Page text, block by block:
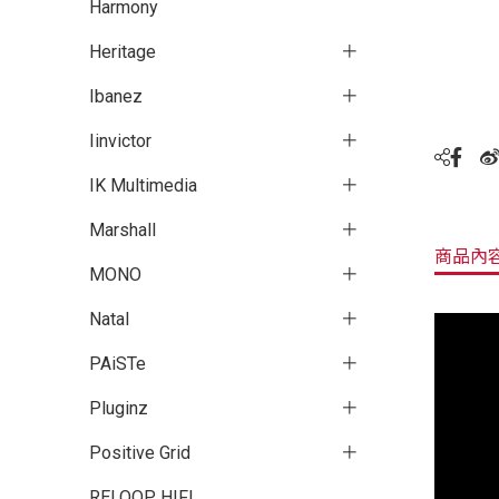
Harmony
Heritage
Ibanez
Iinvictor
IK Multimedia
Marshall
MONO
Natal
PAiSTe
Pluginz
Positive Grid
商品內